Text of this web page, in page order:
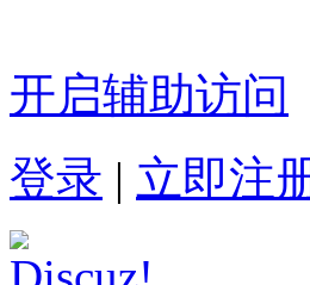
开启辅助访问
登录 | 立即注